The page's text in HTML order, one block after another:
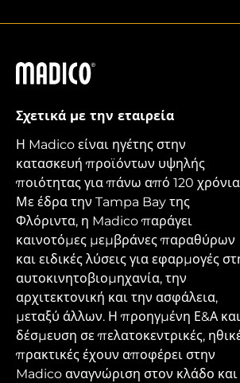
Madico
Σχετικά με την εταιρεία
Η Madico είναι ηγέτης στην
κατασκευή προϊόντων υψηλής
ποιότητας για πάνω από 120
Με έδρα την Tampa Bay της
Φλόριντα, η Madico παράγει
καινοτόμες μεμβράνες παραθύρων
και ειδικές λύσεις για εφαρμογές
αυτοκινητοβιομηχανία, την
αρχιτεκτονική και την ασφάλεια,
μεταξύ άλλων. Η προηγμένη Ε&Α
δέσμευση σε πελατοκεντρικές,
πρακτικές έχουν αποφέρει στην
Madico αναγνώριση στον κλάδο και